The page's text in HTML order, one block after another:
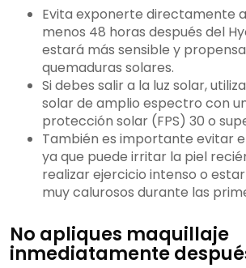
Evita exponerte directamente
menos 48 horas después del
estará más sensible y
quemaduras solares.
Si debes salir a la luz solar,
solar de amplio espectro con
protección solar (FPS) 30 o
También es importante evitar
ya que puede irritar la piel
realizar ejercicio intenso o
muy calurosos durante las
No apliques maquillaje
inmediatamente